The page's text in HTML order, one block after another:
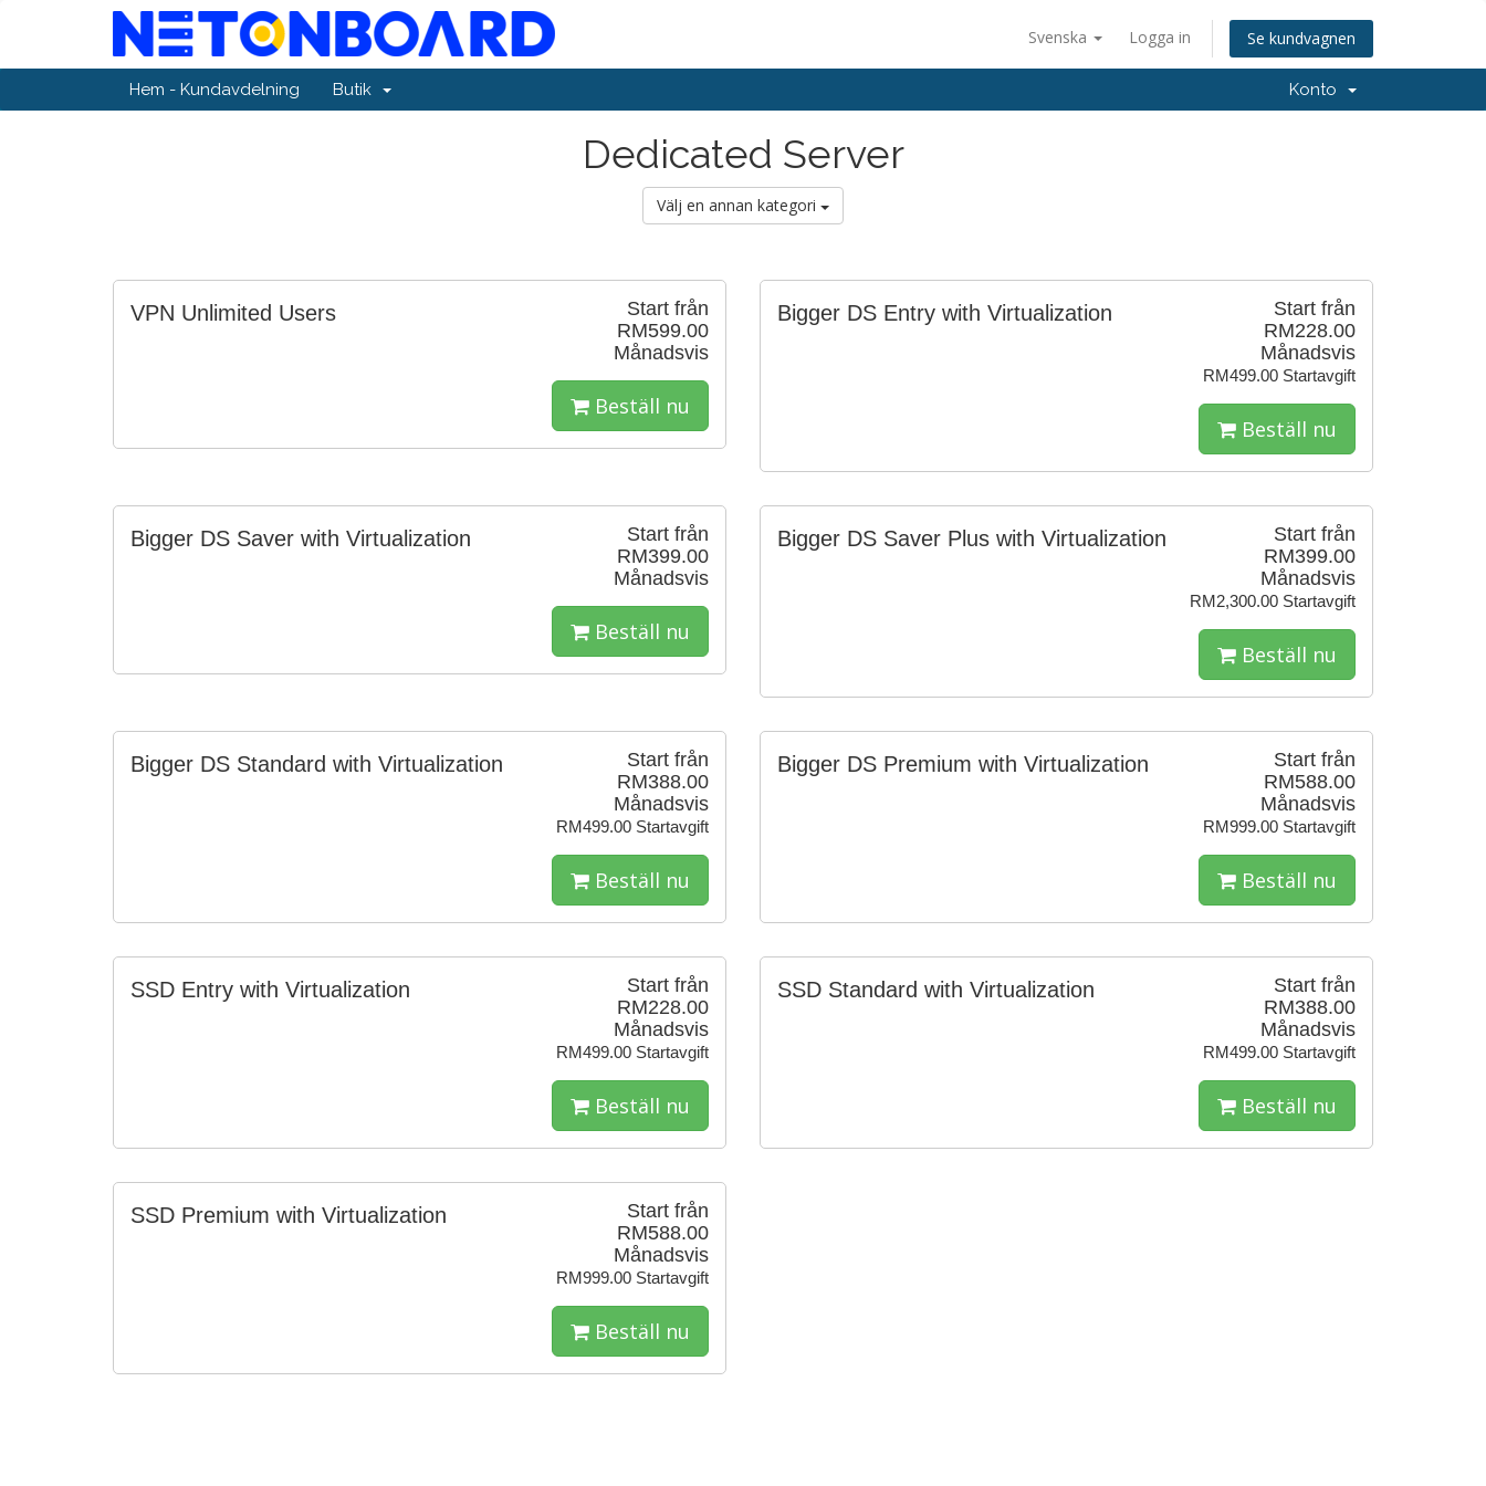
Svenska Logga in Se kundvagnen
Hem - Kundavdelning Butik Konto
Dedicated Server
Välj en annan kategori
Start från
RM599.00
Månadsvis
VPN Unlimited Users
Beställ nu
Start från
RM228.00
Månadsvis
RM499.00 Startavgift
Bigger DS Entry with Virtualization
Beställ nu
Start från
RM399.00
Månadsvis
Bigger DS Saver with Virtualization
Beställ nu
Start från
RM399.00
Månadsvis
RM2,300.00 Startavgift
Bigger DS Saver Plus with Virtualization
Beställ nu
Start från
RM388.00
Månadsvis
RM499.00 Startavgift
Bigger DS Standard with Virtualization
Beställ nu
Start från
RM588.00
Månadsvis
RM999.00 Startavgift
Bigger DS Premium with Virtualization
Beställ nu
Start från
RM228.00
Månadsvis
RM499.00 Startavgift
SSD Entry with Virtualization
Beställ nu
Start från
RM388.00
Månadsvis
RM499.00 Startavgift
SSD Standard with Virtualization
Beställ nu
Start från
RM588.00
Månadsvis
RM999.00 Startavgift
SSD Premium with Virtualization
Beställ nu